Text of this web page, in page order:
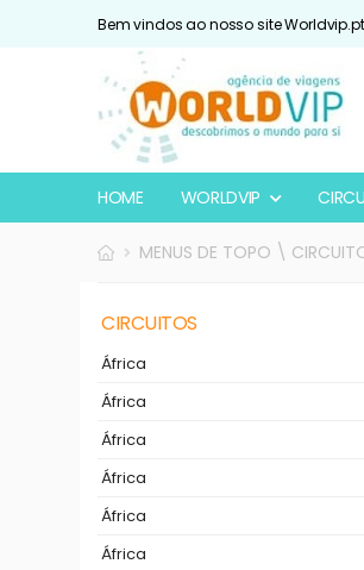
Bem vindos ao nosso site Worldvip.pt
HOME WORLDVIP
MENUS DE TOPO \
CIRCUITOS
África
África
África
África
África
África